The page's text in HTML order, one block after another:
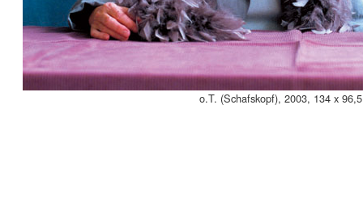
o.T. (Schafskopf), 2003, 134 x